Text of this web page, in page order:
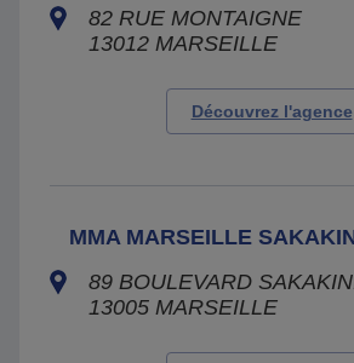
82 RUE MONTAIGNE
13012 MARSEILLE
Découvrez l'agence
MMA MARSEILLE
89 BOULEVARD
13005 MARSEILLE